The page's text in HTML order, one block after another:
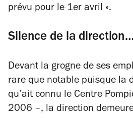
prévu pour le 1er avril ».
Silence de la direction…
Devant la grogne de ses
rare que notable puisque la
qu’ait connu le Centre
2006 –, la direction